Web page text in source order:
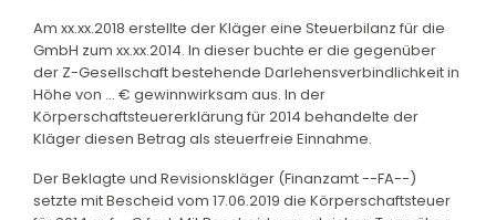
Am xx.xx.2018 erstellte der Kläger eine Steuerbilanz für die
GmbH zum xx.xx.2014. In dieser buchte er die gegenüber
der Z-Gesellschaft bestehende Darlehensverbindlichkeit in
Höhe von ... € gewinnwirksam aus. In der
Körperschaftsteuererklärung für 2014 behandelte der
Kläger diesen Betrag als steuerfreie Einnahme.
Der Beklagte und Revisionskläger (Finanzamt --FA--)
setzte mit Bescheid vom 17.06.2019 die Körperschaftsteuer